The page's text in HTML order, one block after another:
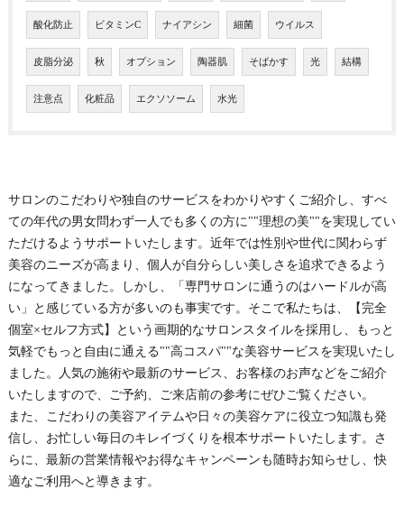
酸化防止 ビタミンC ナイアシン 細菌 ウイルス
皮脂分泌 秋 オプション 陶器肌 そばかす 光 結構
注意点 化粧品 エクソソーム 水光
サロンのこだわりや独自のサービスをわかりやすくご紹介し、すべ
ての年代の男女問わず一人でも多くの方に""理想の美""を実現してい
ただけるようサポートいたします。近年では性別や世代に関わらず
美容のニーズが高まり、個人が自分らしい美しさを追求できるよう
になってきました。しかし、「専門サロンに通うのはハードルが高
い」と感じている方が多いのも事実です。そこで私たちは、【完全
個室×セルフ方式】という画期的なサロンスタイルを採用し、もっと
気軽でもっと自由に通える""高コスパ""な美容サービスを実現いたし
ました。人気の施術や最新のサービス、お客様のお声などをご紹介
いたしますので、ご予約、ご来店前の参考にぜひご覧ください。
また、こだわりの美容アイテムや日々の美容ケアに役立つ知識も発
信し、お忙しい毎日のキレイづくりを根本サポートいたします。さ
らに、最新の営業情報やお得なキャンペーンも随時お知らせし、快
適なご利用へと導きます。